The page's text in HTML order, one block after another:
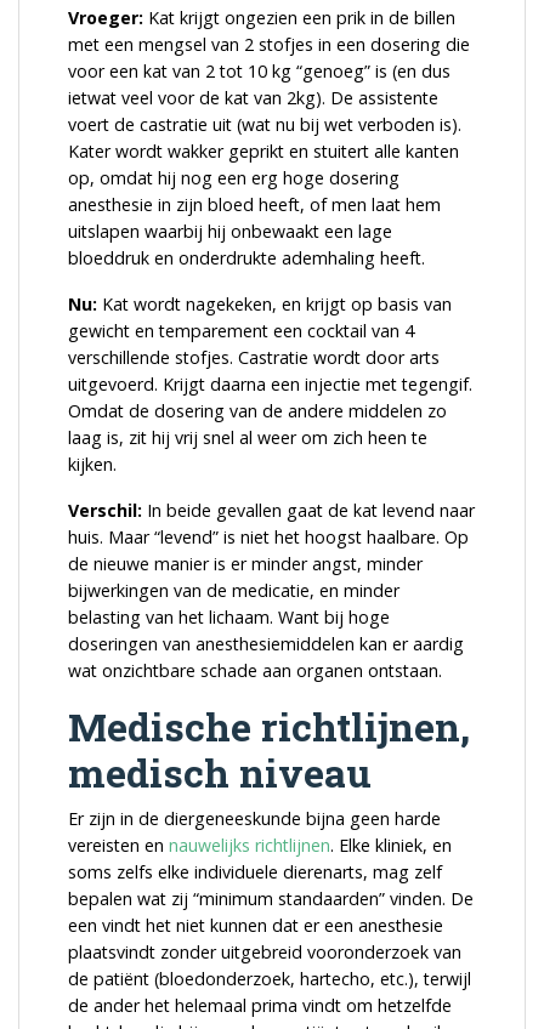
Vroeger: Kat krijgt ongezien een prik in de billen
met een mengsel van 2 stofjes in een dosering die
voor een kat van 2 tot 10 kg “genoeg” is (en dus
ietwat veel voor de kat van 2kg). De assistente
voert de castratie uit (wat nu bij wet verboden is).
Kater wordt wakker geprikt en stuitert alle kanten
op, omdat hij nog een erg hoge dosering
anesthesie in zijn bloed heeft, of men laat hem
uitslapen waarbij hij onbewaakt een lage
bloeddruk en onderdrukte ademhaling heeft.
Nu: Kat wordt nagekeken, en krijgt op basis van
gewicht en temparement een cocktail van 4
verschillende stofjes. Castratie wordt door arts
uitgevoerd. Krijgt daarna een injectie met tegengif.
Omdat de dosering van de andere middelen zo
laag is, zit hij vrij snel al weer om zich heen te
kijken.
Verschil: In beide gevallen gaat de kat levend naar
huis. Maar “levend” is niet het hoogst haalbare. Op
de nieuwe manier is er minder angst, minder
bijwerkingen van de medicatie, en minder
belasting van het lichaam. Want bij hoge
doseringen van anesthesiemiddelen kan er aardig
wat onzichtbare schade aan organen ontstaan.
Medische richtlijnen,
medisch niveau
Er zijn in de diergeneeskunde bijna geen harde
vereisten en nauwelijks richtlijnen. Elke kliniek, en
soms zelfs elke individuele dierenarts, mag zelf
bepalen wat zij “minimum standaarden” vinden. De
een vindt het niet kunnen dat er een anesthesie
plaatsvindt zonder uitgebreid vooronderzoek van
de patiënt (bloedonderzoek, hartecho, etc.), terwijl
de ander het helemaal prima vindt om hetzelfde